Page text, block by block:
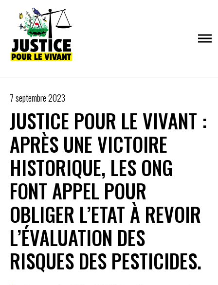
content
destructeur du vivant !
7 septembre 2023
JUSTICE POUR LE VIVANT :
APRÈS UNE VICTOIRE
HISTORIQUE, LES ONG
FONT APPEL POUR
OBLIGER L’ETAT À REVOIR
L’ÉVALUATION DES
RISQUES DES PESTICIDES.